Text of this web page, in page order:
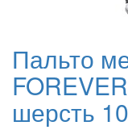
Пальто
шерсть